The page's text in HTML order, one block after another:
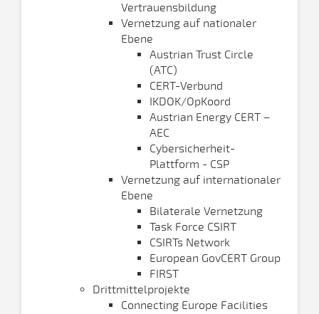
Vertrauensbildung
Vernetzung auf nationaler
Ebene
Austrian Trust Circle
(ATC)
CERT-Verbund
IKDOK/OpKoord
Austrian Energy CERT –
AEC
Cybersicherheit-
Plattform - CSP
Vernetzung auf internationaler
Ebene
Bilaterale Vernetzung
Task Force CSIRT
CSIRTs Network
European GovCERT Group
FIRST
Drittmittelprojekte
Connecting Europe Facilities